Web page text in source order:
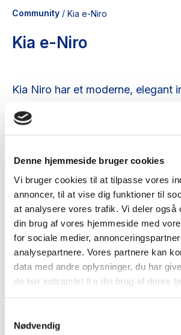
Denne hjemmeside bruger cookies
Vi bruger cookies til at tilpasse vores
annoncer, til at vise dig funktioner til
at analysere vores trafik. Vi deler også
din brug af vores hjemmeside med
for sociale medier,
analysepartnere. Vores partnere kan
data med andre oplysninger, du har
de har indsamlet fra din brug af deres
Nødvendig
Community / Kia e-Niro
Kia e-Niro
Kia Niro har et moderne, elegant
valg til kørsel. Dens komfortable
ikke at bekymre dig om at bruge
servicestationen.